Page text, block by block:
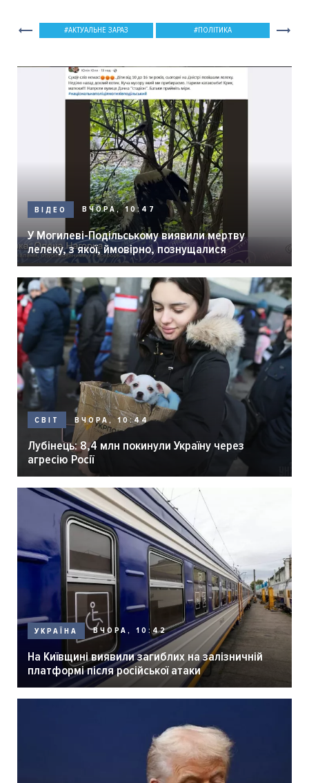
АКТУАЛЬНЕ ЗАРАЗ ПОЛІТИКА
ВІДЕО ВЧОРА, 10:47
У Могилеві-Подільському виявили мертву
лелеку, з якої, ймовірно, познущалися
СВІТ ВЧОРА, 10:44
Лубінець: 8,4 млн покинули Україну через
агресію Росії
УКРАЇНА ВЧОРА, 10:42
На Київщині виявили загиблих на залізничній
платформі після російської атаки